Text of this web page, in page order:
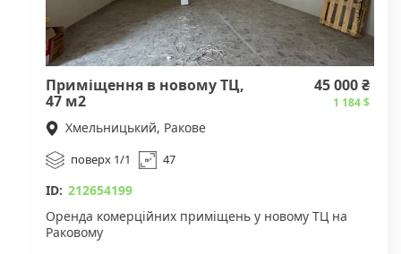
Приміщення в новому ТЦ,
47 м2
45 000 ₴
1 184 $
Хмельницький, Ракове
поверх 1/1 47
ID: 212654199
Оренда комерційних приміщень у новому ТЦ на
Раковому